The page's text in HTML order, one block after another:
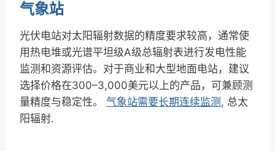
气象站
光伏电站对太阳辐射数据的精度要求较高，通常使
用热电堆或光谱平坦级A级总辐射表进行发电性能
监测和资源评估。对于商业和大型地面电站，建议
选择价格在300–3,000美元以上的产品，可兼顾测
量精度与稳定性。 气象站需要长期连续监测 , 总太
阳辐射.